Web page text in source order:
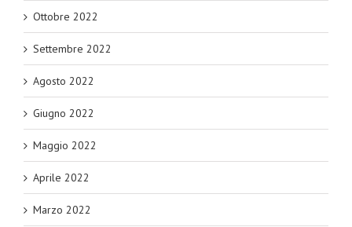
Ottobre 2022
Settembre 2022
Agosto 2022
Giugno 2022
Maggio 2022
Aprile 2022
Marzo 2022